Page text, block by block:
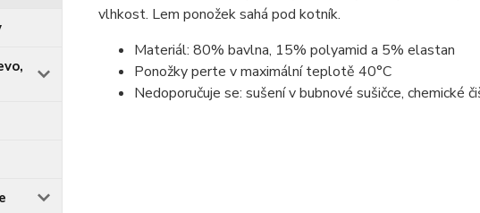
vlhkost. Lem ponožek sahá pod kotník.
Materiál: 80% bavlna, 15% polyamid a 5% elastan
Ponožky perte v maximální teplotě 40°C
Nedoporučuje se: sušení v bubnové sušičce, chemické